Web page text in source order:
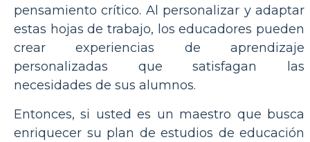
pensamiento crítico. Al personalizar y adaptar
estas hojas de trabajo, los educadores pueden
crear experiencias de aprendizaje
personalizadas que satisfagan las
necesidades de sus alumnos.
Entonces, si usted es un maestro que busca
enriquecer su plan de estudios de educación